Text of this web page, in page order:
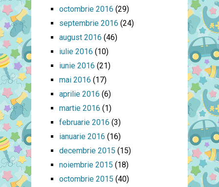
octombrie 2016 (29)
septembrie 2016 (24)
august 2016 (46)
iulie 2016 (10)
iunie 2016 (21)
mai 2016 (17)
aprilie 2016 (6)
martie 2016 (1)
februarie 2016 (3)
ianuarie 2016 (16)
decembrie 2015 (15)
noiembrie 2015 (18)
octombrie 2015 (40)